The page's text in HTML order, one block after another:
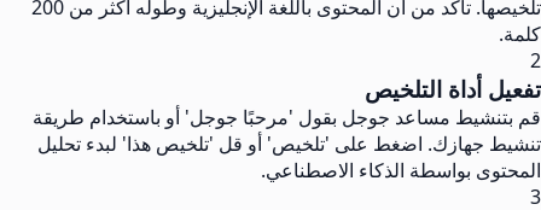
تلخيصها. تأكد من أن المحتوى باللغة الإنجليزية وطوله أكثر من 200
كلمة.
2
تفعيل أداة التلخيص
قم بتنشيط مساعد جوجل بقول 'مرحبًا جوجل' أو باستخدام طريقة
تنشيط جهازك. اضغط على 'تلخيص' أو قل 'تلخيص هذا' لبدء تحليل
المحتوى بواسطة الذكاء الاصطناعي.
3